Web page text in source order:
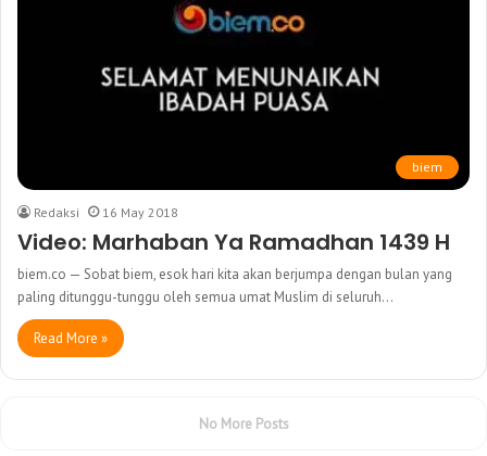
biem
Redaksi 16 May 2018
Video: Marhaban Ya Ramadhan 1439 H
biem.co — Sobat biem, esok hari kita akan berjumpa dengan bulan yang
paling ditunggu-tunggu oleh semua umat Muslim di seluruh…
Read More »
No More Posts